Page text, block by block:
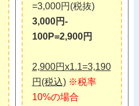
=3,000円(税抜)
3,000円‐
100P=2,900円
2,900円x1.1=3,190
円(税込) ※税率
10%の場合